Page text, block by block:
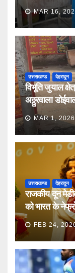
MAR 16,
उत्तराखण्ड देहरादून
विभूति जुयाल
अठ्ठुरवाला
MAR 1, 2026
उत्तराखण्ड देहरादून
राजकीय दून
को भारत के
FEB 24,